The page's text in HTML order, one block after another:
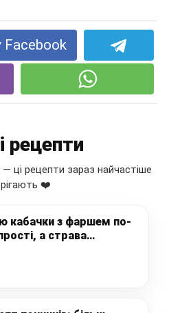
Facebook
рецепти
ці рецепти зараз найчастіше
❤️
кабачки з фаршем по-
а страва